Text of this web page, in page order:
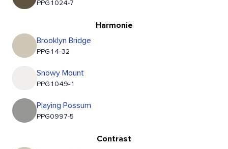
PPG1024-7
Harmonie
Brooklyn Bridge
PPG14-32
Snowy Mount
PPG1049-1
Playing Possum
PPG0997-5
Contrast